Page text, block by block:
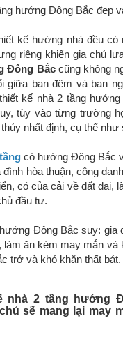
hướng Đông Bắc đẹp
kế hướng nhà đều có
riêng khiến gia chủ
Đông Bắccũng không
giữa ban đêm và ban
kế nhà 2 tầng
tùy vào từng trường
nhất định, cụ thể như
có hướng Đông Bắc
hòa thuận, công
có của cải về đất đai,
đầu tư.
Đông Bắc suy: gia
làm ăn kém may mắn và
trở và khó khăn thất bát.
nhà 2 tầng hướng
sẽ mang lại may